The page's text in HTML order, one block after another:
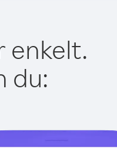
enkelt.
du: